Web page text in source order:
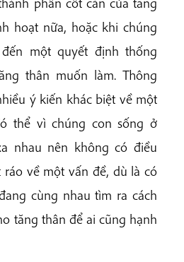
hoạt nữa, hoặc khi chúng
một quyết định thống
thân muốn làm. Thông
ý kiến khác biệt về một
thể vì chúng con sống ở
nhau nên không có điều
về một vấn đề, dù là có
cùng nhau tìm ra cách
tăng thân để ai cũng hạnh